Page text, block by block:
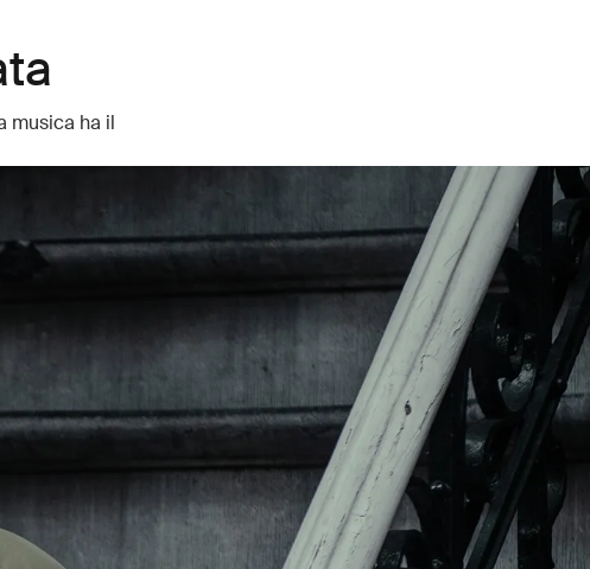
musica ha il